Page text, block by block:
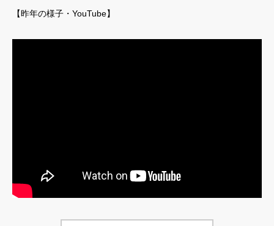
【昨年の様子・YouTube】